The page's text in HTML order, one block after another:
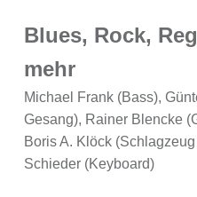
Blues, Rock,
mehr
Michael Frank (Bass),
Gesang), Rainer Blencke
Boris A. Klöck
Schieder (Keyboard)